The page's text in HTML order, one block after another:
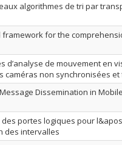
algorithmes de tri par
framework for the
d’analyse de mouvement en
caméras non synchronisées
Dissemination in
portes logiques pour
des intervalles